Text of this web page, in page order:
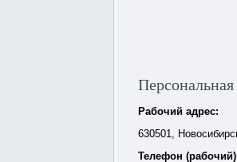
Рабочий адрес:
630501,
Телефон (рабочий)